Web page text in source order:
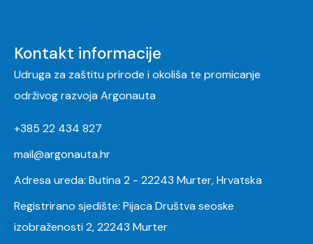
Kontakt informacije
Udruga za zaštitu prirode i okoliša te promicanje
održivog razvoja Argonauta
+385 22 434 827
mail@argonauta.hr
Adresa ureda: Butina 2 - 22243 Murter, Hrvatska
Registrirano sjedište: Pijaca Društva seoske
izobraženosti 2, 22243 Murter